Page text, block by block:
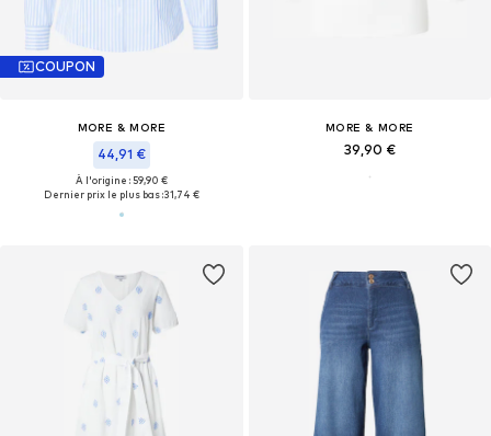
COUPON
MORE & MORE
44,91 €
À l'origine : 59,90 €
Dernier prix le plus bas :31,74 €
MORE & MORE
39,90 €